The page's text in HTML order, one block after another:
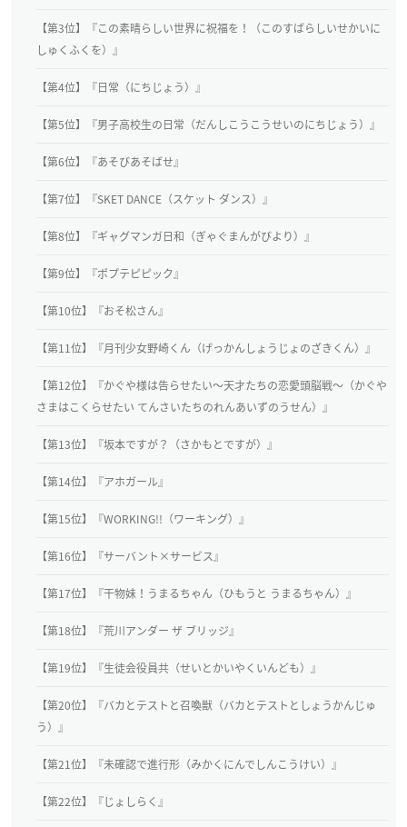
【第3位】『この素晴らしい世界に祝福を！（このすばらしいせかいに
しゅくふくを）』
【第4位】『日常（にちじょう）』
【第5位】『男子高校生の日常（だんしこうこうせいのにちじょう）』
【第6位】『あそびあそばせ』
【第7位】『SKET DANCE（スケット ダンス）』
【第8位】『ギャグマンガ日和（ぎゃぐまんがびより）』
【第9位】『ポプテピピック』
【第10位】『おそ松さん』
【第11位】『月刊少女野崎くん（げっかんしょうじょのざきくん）』
【第12位】『かぐや様は告らせたい～天才たちの恋愛頭脳戦～（かぐや
さまはこくらせたい てんさいたちのれんあいずのうせん）』
【第13位】『坂本ですが？（さかもとですが）』
【第14位】『アホガール』
【第15位】『WORKING!!（ワーキング）』
【第16位】『サーバント×サービス』
【第17位】『干物妹！うまるちゃん（ひもうと うまるちゃん）』
【第18位】『荒川アンダー ザ ブリッジ』
【第19位】『生徒会役員共（せいとかいやくいんども）』
【第20位】『バカとテストと召喚獣（バカとテストとしょうかんじゅ
う）』
【第21位】『未確認で進行形（みかくにんでしんこうけい）』
【第22位】『じょしらく』